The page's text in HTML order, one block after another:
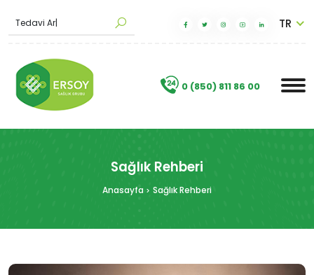
0 (850) 811 86 00
.
| TR
Sağlık Rehberi
Anasayfa Sağlık Rehberi